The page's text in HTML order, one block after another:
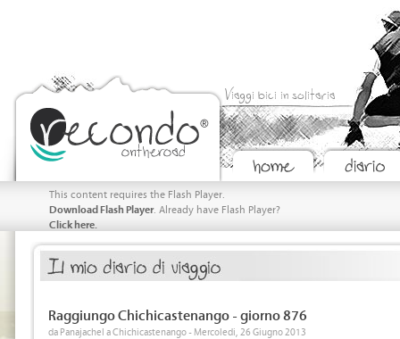
Viaggi bici in solitaria
This content requires the Flash Player.
Download Flash Player. Already have Flash Player?
Click here.
Raggiungo Chichicastenango - giorno 876
da Panajachel a Chichicastenango - Mercoledi, 26 Giugno 2013